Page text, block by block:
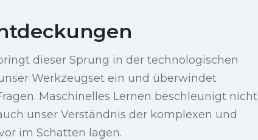
dieser Sprung in der technologischen
Werkzeugset ein und überwindet
Maschinelles Lernen beschleunigt nicht
unser Verständnis der komplexen und
im Schatten lagen.